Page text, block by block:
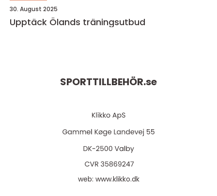
30. August 2025
Upptäck Ölands träningsutbud
SPORTTILLBEHÖR.se
web: www.klikko.dk